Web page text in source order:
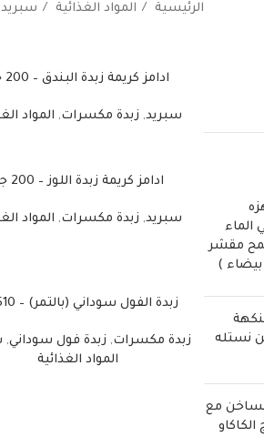
جم ( 4 قطع 2 قمح مقشر
نستله
مع
الرئيسية المواد الغذائية سبريد
ادامز كريمة زبدة البندق – 200 جم
سبريد, زبدة مكسرات, المواد
ادامز كريمة زبدة اللوز – 200 جم
سبريد, زبدة مكسرات, المواد
زبدة الفول سوداني (بالتمر) – 510 جم
زبدة مكسرات, زبدة فول سوداني,
المواد الغذائية